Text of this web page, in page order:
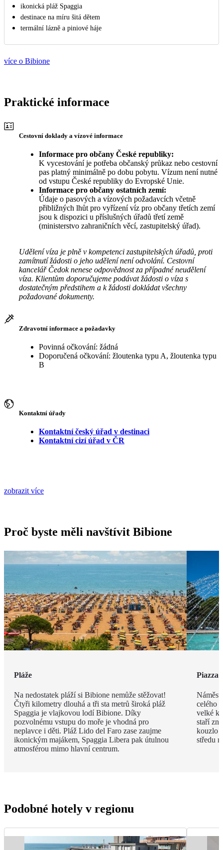
ikonická pláž Spaggia
destinace na míru šitá dětem
termální lázně a piniové háje
více o Bibione
Praktické informace
Cestovní doklady a vízové informace
Informace pro občany České republiky:
K vycestování je potřeba občanský průkaz nebo cestovní
pas platný minimálně po dobu pobytu. Vízum není nutné
od vstupu České republiky do Evropské Unie.
Informace pro občany ostatních zemí:
Údaje o pasových a vízových požadavcích včetně
přibližných lhůt pro vyřízení víz pro občany třetích zemí
jsou k dispozici u příslušných úřadů třetí země
(ministerstvo zahraničních věcí, zastupitelský úřad).
Udělení víza je plně v kompetenci zastupitelských úřadů, proti
zamítnutí žádosti o jeho udělení není odvolání. Cestovní
kancelář Čedok nenese odpovědnost za případné neudělení
víza. Klientům doporučujeme podávat žádosti o víza s
dostatečným předstihem a k žádosti dokládat všechny
požadované dokumenty.
Zdravotní informace a požadavky
Povinná očkování: žádná
Doporučená očkování: žloutenka typu A, žloutenka typu
B
Kontaktní úřady
Kontaktní český úřad v destinaci
Kontaktní cizí úřad v ČR
zobrazit více
Proč byste měli navštívit Bibione
Pláže
Na nedostatek pláží si Bibione nemůže stěžovat!
Čtyři kilometry dlouhá a tři sta metrů široká pláž
Spaggia je vlajkovou lodí Bibione. Díky
pozvolnému vstupu do moře je vhodná pro
neplavce i děti. Pláž Lido del Faro zase zaujme
ikonickým majákem, Spaggia Libera pak útulnou
atmosférou mimo hlavní centrum.
Piazza
celého
velké
staří
kouzlo
středu
Podobné hotely v regionu